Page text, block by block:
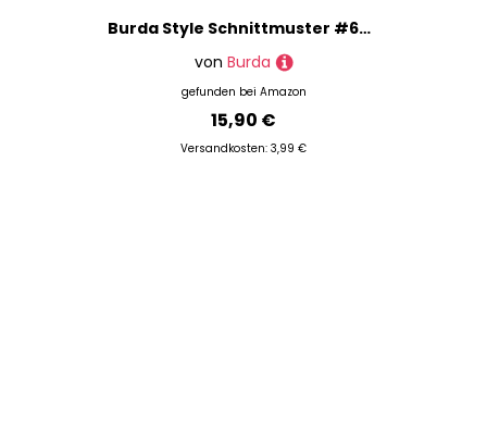
Burda Style Schnittmuster #6740 Damen & Herren Bademantel Gr. XS - XL, Näh-Level 1 super easy
von Burda
gefunden bei Amazon
15,90 €
Versandkosten: 3,99 €